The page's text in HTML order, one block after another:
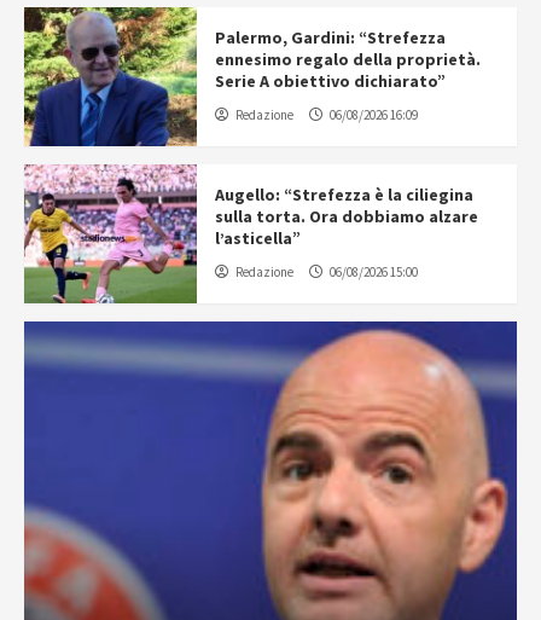
Palermo, Gardini: “Strefezza
ennesimo regalo della proprietà.
Serie A obiettivo dichiarato”
Redazione 06/08/2026 16:09
Augello: “Strefezza è la ciliegina
sulla torta. Ora dobbiamo alzare
l’asticella”
Redazione 06/08/2026 15:00